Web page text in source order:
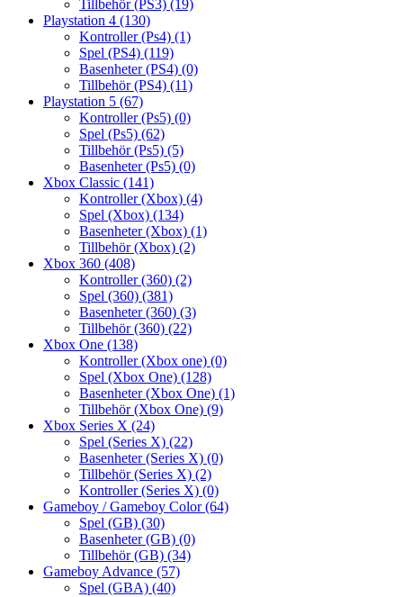
Tillbehör (PS3) (19)
Playstation 4 (130)
Kontroller (Ps4) (1)
Spel (PS4) (119)
Basenheter (PS4) (0)
Tillbehör (PS4) (11)
Playstation 5 (67)
Kontroller (Ps5) (0)
Spel (Ps5) (62)
Tillbehör (Ps5) (5)
Basenheter (Ps5) (0)
Xbox Classic (141)
Kontroller (Xbox) (4)
Spel (Xbox) (134)
Basenheter (Xbox) (1)
Tillbehör (Xbox) (2)
Xbox 360 (408)
Kontroller (360) (2)
Spel (360) (381)
Basenheter (360) (3)
Tillbehör (360) (22)
Xbox One (138)
Kontroller (Xbox one) (0)
Spel (Xbox One) (128)
Basenheter (Xbox One) (1)
Tillbehör (Xbox One) (9)
Xbox Series X (24)
Spel (Series X) (22)
Basenheter (Series X) (0)
Tillbehör (Series X) (2)
Kontroller (Series X) (0)
Gameboy / Gameboy Color(64)
Spel (GB) (30)
Basenheter (GB) (0)
Tillbehör (GB) (34)
Gameboy Advance (57)
Spel (GBA) (40)